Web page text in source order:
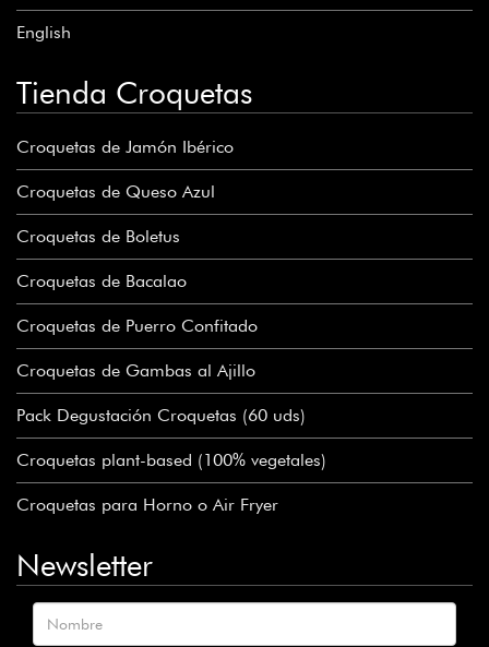
English
Tienda Croquetas
Croquetas de Jamón Ibérico
Croquetas de Queso Azul
Croquetas de Boletus
Croquetas de Bacalao
Croquetas de Puerro Confitado
Croquetas de Gambas al Ajillo
Pack Degustación Croquetas (60 uds)
Croquetas plant-based (100% vegetales)
Croquetas para Horno o Air Fryer
Newsletter
Nombre